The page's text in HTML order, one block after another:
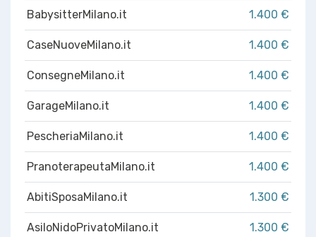
BabysitterMilano.it 1.400 €
CaseNuoveMilano.it 1.400 €
ConsegneMilano.it 1.400 €
GarageMilano.it 1.400 €
PescheriaMilano.it 1.400 €
PranoterapeutaMilano.it 1.400 €
AbitiSposaMilano.it 1.300 €
AsiloNidoPrivatoMilano.it 1.300 €